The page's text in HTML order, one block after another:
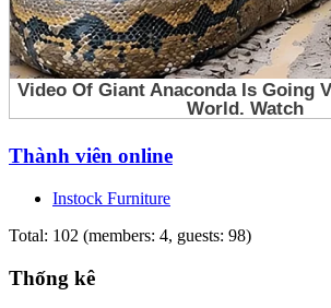
Thành viên online
Instock Furniture
Total: 102 (members: 4, guests: 98)
Thống kê